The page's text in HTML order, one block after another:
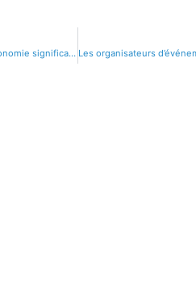
Le secteur de l’événementiel : une économie significative